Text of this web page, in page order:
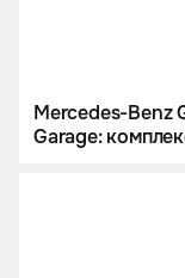
Mercedes-Benz
Garage: